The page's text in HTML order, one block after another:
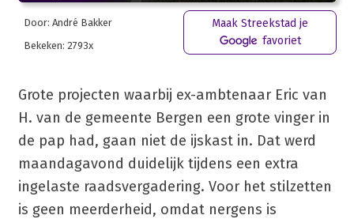
Door: André Bakker
Bekeken: 2793x
Maak Streekstad je
favoriet
Grote projecten waarbij ex-ambtenaar Eric van
H. van de gemeente Bergen een grote vinger in
de pap had, gaan niet de ijskast in. Dat werd
maandagavond duidelijk tijdens een extra
ingelaste raadsvergadering. Voor het stilzetten
is geen meerderheid, omdat nergens is